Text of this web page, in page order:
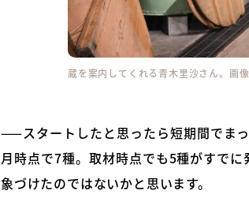
蔵を案内してくれる青木里沙さん。画
——スタートしたと思ったら短期間でま
月時点で7種。取材時点でも5種がすで
象づけたのではないかと思います。